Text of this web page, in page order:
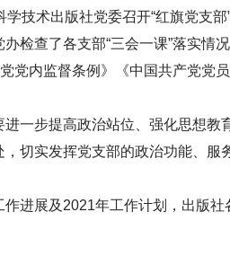
术出版社党委召开“红旗党支部
查了各支部“三会一课”落实情
党内监督条例》《中国共产党党
步提高政治站位、强化思想教
切实发挥党支部的政治功能、
展及2021年工作计划，出版社